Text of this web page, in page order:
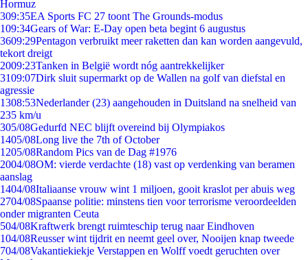
Hormuz
309:35EA Sports FC 27 toont The Grounds-modus
109:34Gears of War: E-Day open beta begint 6 augustus
3609:29Pentagon verbruikt meer raketten dan kan worden aangevuld,
tekort dreigt
2009:23Tanken in België wordt nóg aantrekkelijker
3109:07Dirk sluit supermarkt op de Wallen na golf van diefstal en
agressie
1308:53Nederlander (23) aangehouden in Duitsland na snelheid van
235 km/u
305/08Gedurfd NEC blijft overeind bij Olympiakos
1405/08Long live the 7th of October
1205/08Random Pics van de Dag #1976
2004/08OM: vierde verdachte (18) vast op verdenking van beramen
aanslag
1404/08Italiaanse vrouw wint 1 miljoen, gooit kraslot per abuis weg
2704/08Spaanse politie: minstens tien voor terrorisme veroordeelden
onder migranten Ceuta
504/08Kraftwerk brengt ruimteschip terug naar Eindhoven
104/08Reusser wint tijdrit en neemt geel over, Nooijen knap tweede
704/08Vakantiekiekje Verstappen en Wolff voedt geruchten over